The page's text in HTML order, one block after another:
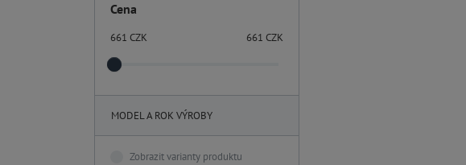
Cena
661CZK 661 CZK
MODEL A ROK VÝROBY
Zobrazit varianty produktu